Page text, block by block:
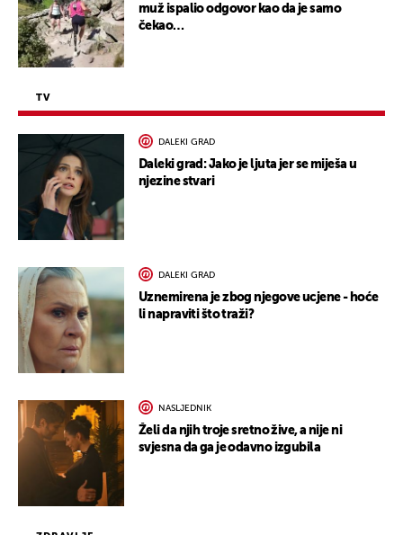
muž ispalio odgovor kao da je samo
čekao…
TV
DALEKI GRAD
Daleki grad: Jako je ljuta jer se miješa u
njezine stvari
DALEKI GRAD
Uznemirena je zbog njegove ucjene - hoće
li napraviti što traži?
NASLJEDNIK
Želi da njih troje sretno žive, a nije ni
svjesna da ga je odavno izgubila